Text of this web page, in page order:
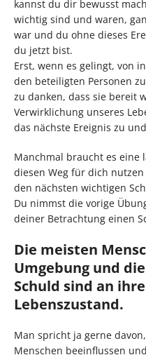
kannst du dir bewusst
wichtig sind und waren,
war und du ohne dieses
du jetzt bist.
Erst, wenn es gelingt, von
den beteiligten Personen
zu danken, dass sie bereit
Verwirklichung unseres
das nächste Ereignis zu
Manchmal braucht es eine
diesen Weg für dich
den nächsten wichtigen
Du nimmst die vorige
deiner Betrachtung einen
Die meisten
Umgebung und
Schuld sind an
Lebenszustand.
Man spricht ja gerne
Menschen beeinflussen